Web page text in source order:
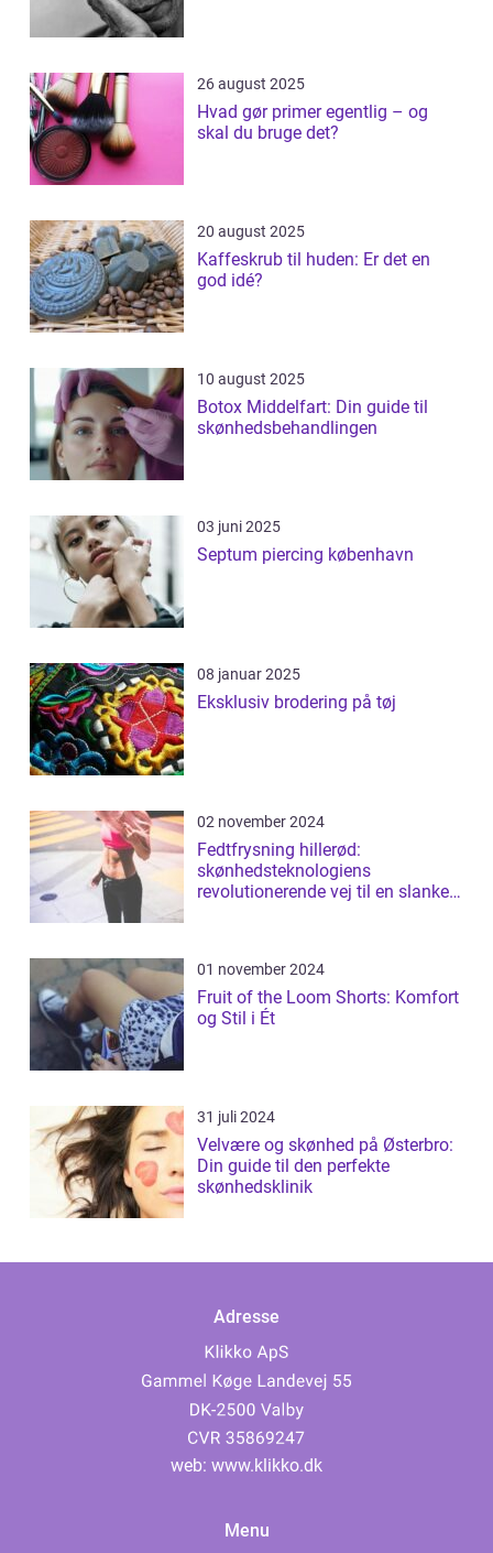
26 august 2025
Hvad gør primer egentlig – og
skal du bruge det?
20 august 2025
Kaffeskrub til huden: Er det en
god idé?
10 august 2025
Botox Middelfart: Din guide til
skønhedsbehandlingen
03 juni 2025
Septum piercing københavn
08 januar 2025
Eksklusiv brodering på tøj
02 november 2024
Fedtfrysning hillerød:
skønhedsteknologiens
revolutionerende vej til en slankere
01 november 2024
Fruit of the Loom Shorts: Komfort
og Stil i Ét
31 juli 2024
Velvære og skønhed på Østerbro:
Din guide til den perfekte
skønhedsklinik
Adresse
web: www.klikko.dk
Menu